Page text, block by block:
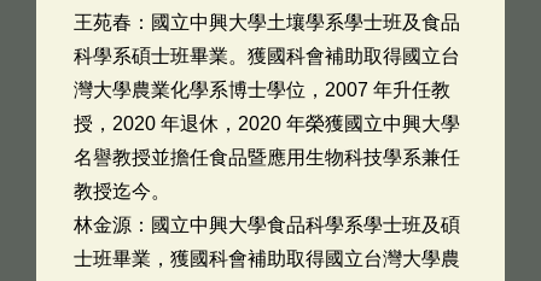
王苑春：國立中興大學土壤學系學士班及食品
科學系碩士班畢業。獲國科會補助取得國立台
灣大學農業化學系博士學位，2007 年升任教
授，2020 年退休，2020 年榮獲國立中興大學
名譽教授並擔任食品暨應用生物科技學系兼任
教授迄今。
林金源：國立中興大學食品科學系學士班及碩
士班畢業，獲國科會補助取得國立台灣大學農